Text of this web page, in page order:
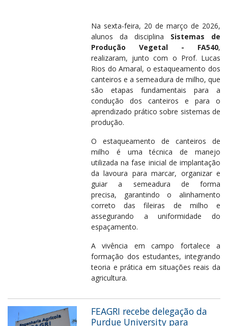
Na sexta-feira, 20 de março de 2026,
alunos da disciplina Sistemas de
Produção Vegetal - FA540,
realizaram, junto com o Prof. Lucas
Rios do Amaral, o estaqueamento dos
canteiros e a semeadura de milho, que
são etapas fundamentais para a
condução dos canteiros e para o
aprendizado prático sobre sistemas de
produção.
O estaqueamento de canteiros de
milho é uma técnica de manejo
utilizada na fase inicial de implantação
da lavoura para marcar, organizar e
guiar a semeadura de forma
precisa, garantindo o alinhamento
correto das fileiras de milho e
assegurando a uniformidade do
espaçamento.
A vivência em campo fortalece a
formação dos estudantes, integrando
teoria e prática em situações reais da
agricultura.
FEAGRI recebe delegação da
Purdue University para